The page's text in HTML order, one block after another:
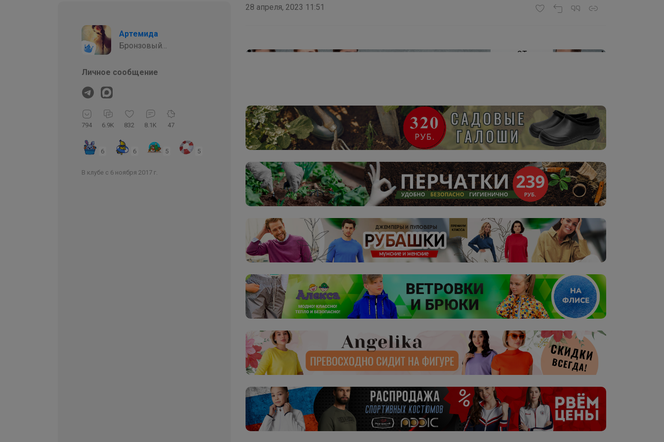
Артемида
Бронзовый
Личное сообщение
794 6.9K 832 8.1K 47
6 6 5 5
В клубе с 6 ноября 2017 г.
28 апреля, 2023 11:51
Брюнетка
Костюм BODO — стиль, комфорт и качество, в
которое влюбляются с первой примерки